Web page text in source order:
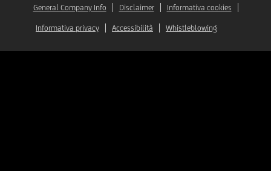
General Company Info
Disclaimer Informativa cookies
Informativa privacy Accessibilità Whistleblowing